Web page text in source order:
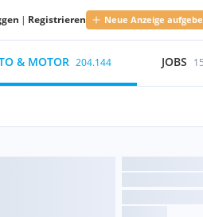
| Registrieren Neue Anzeige
& MOTOR 204.144 JOBS